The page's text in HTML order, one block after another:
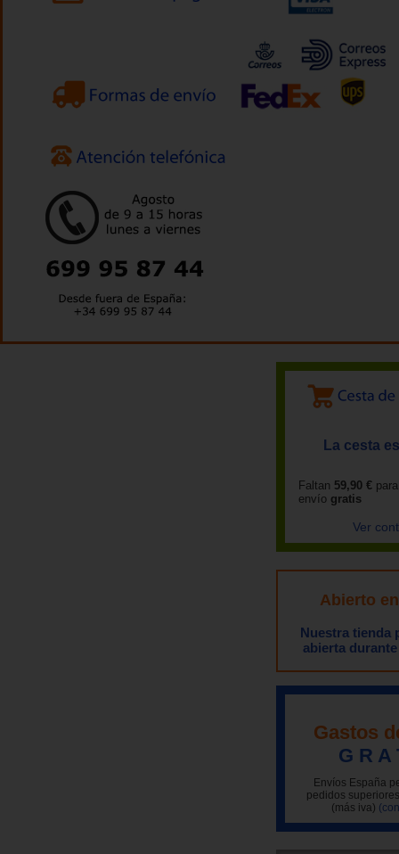
La cesta
Faltan 59,90 €
envío gratis
Ver
Abierto
Nuestra tienda
abierta
Gastos
G R A
Envíos España
pedidos
(más iva)